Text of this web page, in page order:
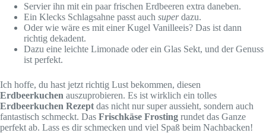
Servier ihn mit ein paar frischen Erdbeeren extra daneben.
Ein Klecks Schlagsahne passt auch superdazu.
Oder wie wäre es mit einer Kugel Vanilleeis? Das ist dann
richtig dekadent.
Dazu eine leichte Limonade oder ein Glas Sekt, und der Genuss
ist perfekt.
Ich hoffe, du hast jetzt richtig Lust bekommen, diesen
Erdbeerkuchen auszuprobieren. Es ist wirklich ein tolles
Erdbeerkuchen Rezept das nicht nur super aussieht, sondern auch
fantastisch schmeckt. Das Frischkäse Frosting rundet das Ganze
perfekt ab. Lass es dir schmecken und viel Spaß beim Nachbacken!